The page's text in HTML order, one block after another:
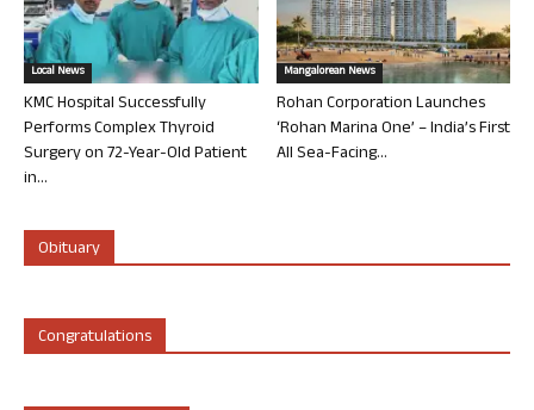
Local News
KMC Hospital Successfully
Performs Complex Thyroid
Surgery on 72-Year-Old Patient
in...
Mangalorean News
Rohan Corporation Launches
‘Rohan Marina One’ – India’s First
All Sea-Facing...
Obituary
Congratulations